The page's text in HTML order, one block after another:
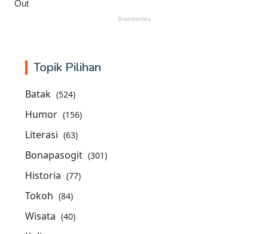
Topik Pilihan
Batak (524)
Humor (156)
Literasi (63)
Bonapasogit (301)
Historia (77)
Tokoh (84)
Wisata (40)